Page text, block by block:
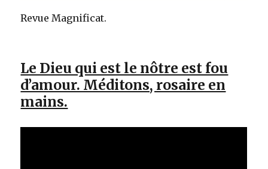
Revue Magnificat.
Le Dieu qui est le nôtre est fou
d’amour. Méditons, rosaire en
mains.